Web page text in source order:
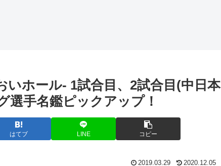
いホール- 1試合目、2試合目(中日本
手名鑑ピックアップ！
はてブ LINE コピー
2019.03.29 2020.12.05